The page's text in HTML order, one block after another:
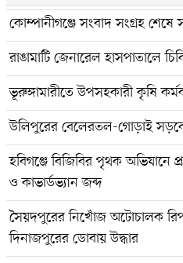
কোম্পানীগঞ্জে সংবাদ সংগ্রহ শেষে
রাঙামাটি জেনারেল হাসপাতালে
ভূরুঙ্গামারীতে উপসহকারী কৃষি
উলিপুরের বেলেরতল-গোড়াই
হবিগঞ্জে বিজিবির পৃথক অভিযানে
ও কাভার্ডভ্যান জব্দ
সৈয়দপুরের নিখোঁজ অটোচালক
দিনাজপুরের ডোবায় উদ্ধার